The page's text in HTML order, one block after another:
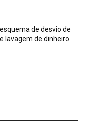
de desvio de
lavagem de dinheiro